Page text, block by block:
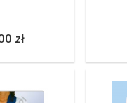
zł